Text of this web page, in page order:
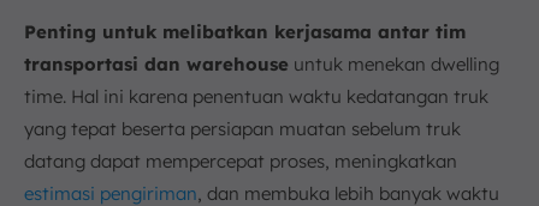
Penting untuk melibatkan kerjasama antar tim
transportasi dan warehouse untuk menekan dwelling
time. Hal ini karena penentuan waktu kedatangan truk
yang tepat beserta persiapan muatan sebelum truk
datang dapat mempercepat proses, meningkatkan
estimasi pengiriman, dan membuka lebih banyak waktu